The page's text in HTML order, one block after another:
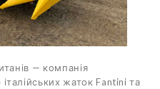
— компанія
жаток Fantini та